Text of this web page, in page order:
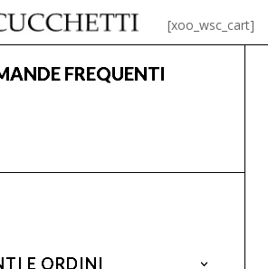
[xoo_wsc_cart]
FREQUENTI
E ORDINI